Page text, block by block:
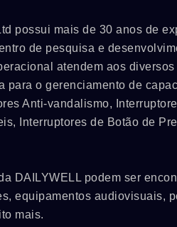
possui mais de 30 anos de
de pesquisa e
atendem aos
para o gerenciamento de
Anti-vandalismo,
Interruptores de Botão de
DAILYWELL podem ser
equipamentos audiovisuais,
mais.